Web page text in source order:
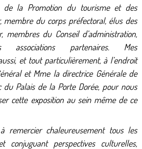
de la Promotion du tourisme et des
membre du corps préfectoral, élus des
membres du Conseil d’administration,
associations partenaires. Mes
et tout particulièrement, à l’endroit
et Mme la directrice Générale de
du Palais de la Porte Dorée, pour nous
cette exposition au sein même de ce
remercier chaleureusement tous les
conjuguant perspectives culturelles,